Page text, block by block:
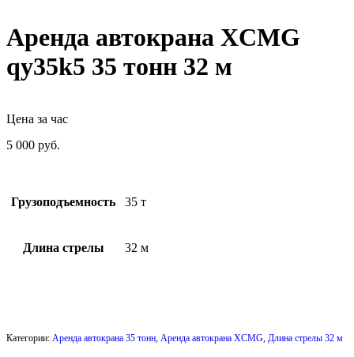
Аренда автокрана XCMG
qy35k5 35 тонн 32 м
Цена за час
5 000 руб.
Грузоподъемность 35 т
Длина стрелы 32 м
Категории: Аренда автокрана 35 тонн, Аренда автокрана XCMG, Длина стрелы 32 м